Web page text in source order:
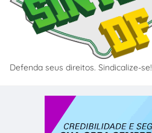
Defenda seus direitos. Sindicalize-se!